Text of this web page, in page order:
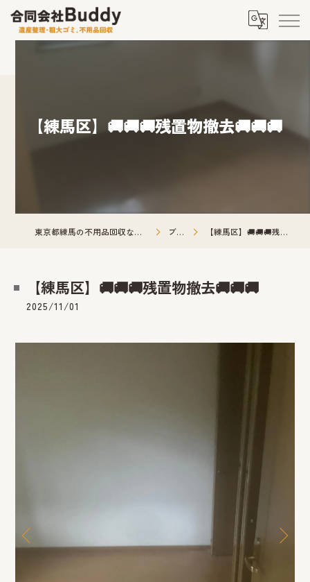
【練馬区】🚚🚚🚚残置物撤去🚚🚚🚚
東京都練馬の不用品回収なら合同会社Buddy ブログ 【練馬区】🚚🚚🚚残置物撤去🚚🚚🚚
【練馬区】🚚🚚🚚残置物撤去🚚🚚🚚
2025/11/01